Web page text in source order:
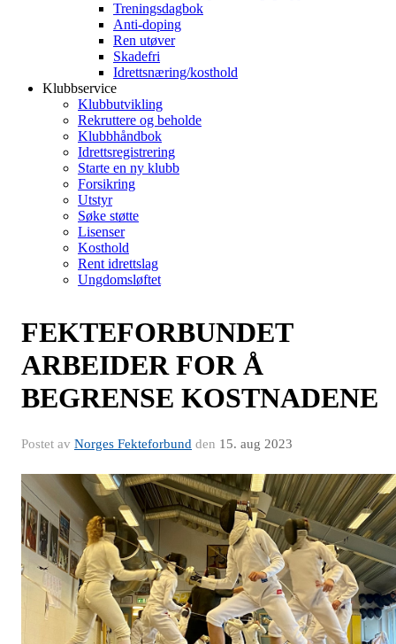
Treningsdagbok
Anti-doping
Ren utøver
Skadefri
Idrettsnæring/kosthold
Klubbservice
Klubbutvikling
Rekruttere og beholde
Klubbhåndbok
Idrettsregistrering
Starte en ny klubb
Forsikring
Utstyr
Søke støtte
Lisenser
Kosthold
Rent idrettslag
Ungdomsløftet
FEKTEFORBUNDET
ARBEIDER FOR Å
BEGRENSE KOSTNADENE
Postet av Norges Fekteforbund den 15. aug 2023